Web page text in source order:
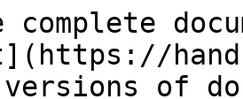
versions of